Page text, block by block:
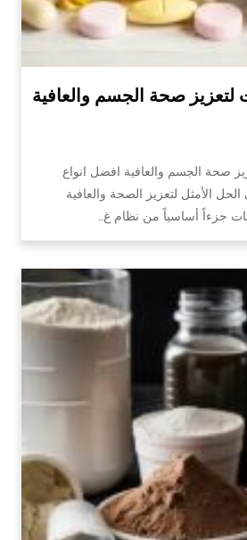
لتعزيز صحة الجسم والعافية
صحة الجسم والعافية افضل انواع
الأمثل لتعزيز الصحة والعافية
جزءاً أساسياً من نظام غ…